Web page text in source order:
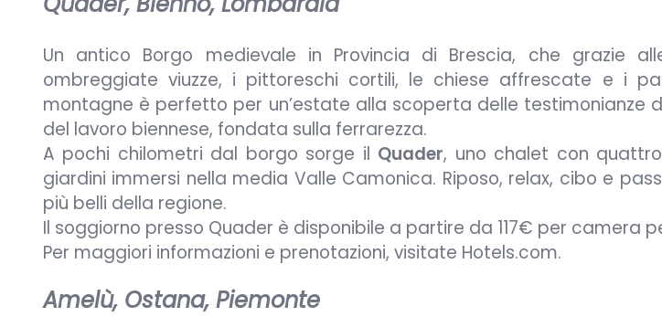
Un antico Borgo medievale in Provincia di Brescia, che grazie
ombreggiate viuzze, i pittoreschi cortili, le chiese affrescate e i
montagne è perfetto per un’estate alla scoperta delle testimonianze
del lavoro biennese, fondata sulla ferrarezza.
A pochi chilometri dal borgo sorge il Quader, uno chalet con
giardini immersi nella media Valle Camonica. Riposo, relax, cibo e
più belli della regione.
Il soggiorno presso Quader è disponibile a partire da 117€ per camera
Per maggiori informazioni e prenotazioni, visitate Hotels.com.
Amelù, Ostana, Piemonte